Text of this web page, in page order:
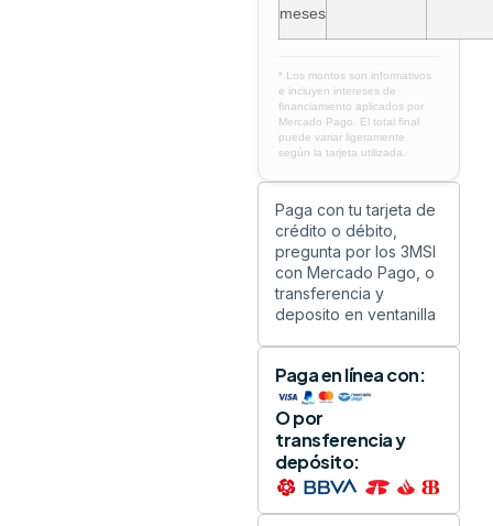
meses
* Los montos son informativos
e incluyen intereses de
financiamiento aplicados por
Mercado Pago. El total final
puede variar ligeramente
según la tarjeta utilizada.
Paga con tu tarjeta de
crédito o débito,
pregunta por los 3MSI
con Mercado Pago, o
transferencia y
deposito en ventanilla
Paga en línea con:
O por
transferencia y
depósito: